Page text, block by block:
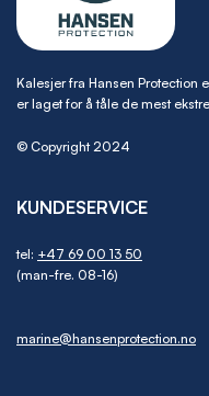
Kalesjer fra Hansen Protection
er laget for å tåle de mest
© Copyright 2024
KUNDESERVICE
tel: +47 69 00 13 50
(man-fre. 08-16)
marine@hansenprotection.no